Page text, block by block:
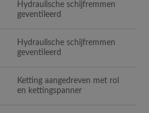
Hydraulische schijfremmen
geventileerd
Hydraulische schijfremmen
geventileerd
Ketting aangedreven met rol
en kettingspanner